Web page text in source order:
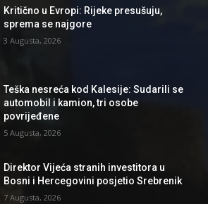
Kritično u Evropi: Rijeke presušuju,
sprema se najgore
3 Augusta, 2026
Teška nesreća kod Kalesije: Sudarili se
automobil i kamion, tri osobe
povrijeđene
5 Augusta, 2026
Direktor Vijeća stranih investitora u
Bosni i Hercegovini posjetio Srebrenik
7 Augusta, 2026